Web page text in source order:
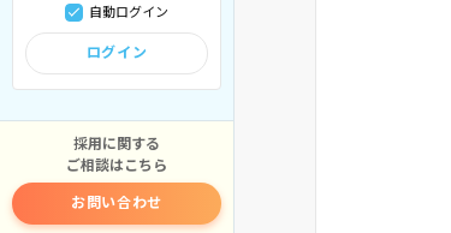
自動ログイン
ログイン
採用に関する
ご相談はこちら
お問い合わせ